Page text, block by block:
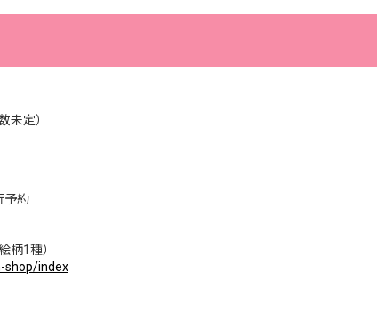
未定）
予約
柄1種）
shop/index